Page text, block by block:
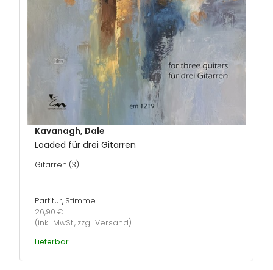
Kavanagh, Dale
Loaded für drei Gitarren
Gitarren (3)
Partitur, Stimme
26,90 €
(inkl. MwSt., zzgl. Versand)
Lieferbar